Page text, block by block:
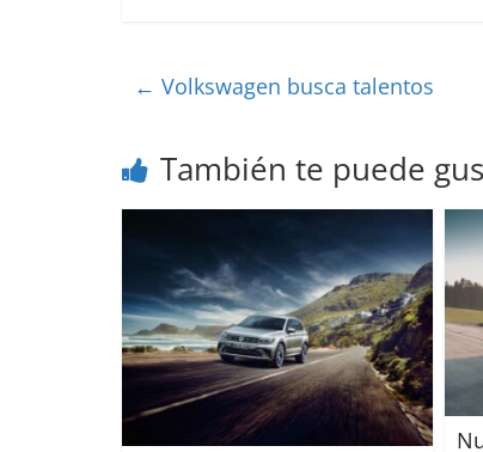
← Volkswagen busca talentos
También te puede